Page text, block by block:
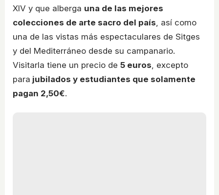
XIV y que alberga una de las mejores
colecciones de arte sacro del país , así como
una de las vistas más espectaculares de Sitges
y del Mediterráneo desde su campanario.
Visitarla tiene un precio de 5 euros , excepto
para jubilados y estudiantes que solamente
pagan 2,50€.